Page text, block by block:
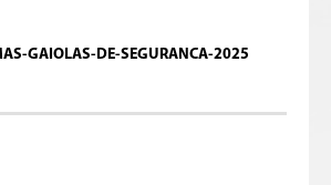
GAIOLAS-DE-SEGURANCA-2025